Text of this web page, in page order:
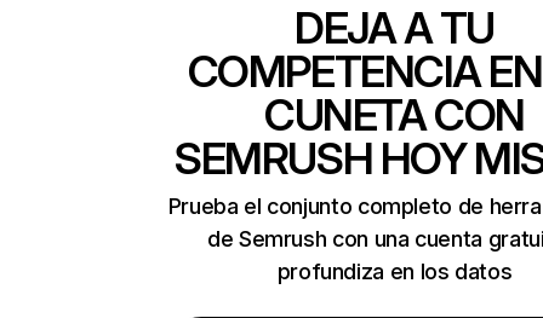
DEJA A TU
COMPETENCIA
CUNETA CON
SEMRUSH HOY
Prueba el conjunto completo de
de Semrush con una cuenta
profundiza en los datos